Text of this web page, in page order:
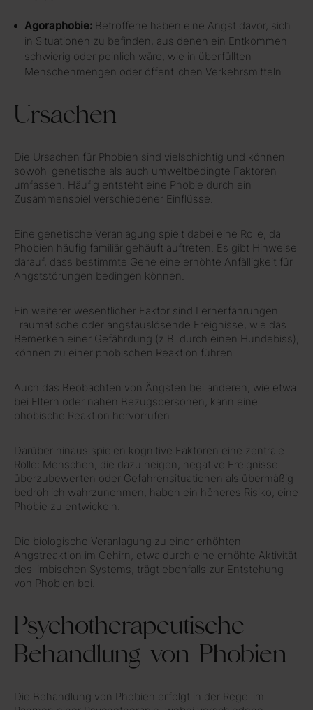
Agoraphobie: Betroffene haben eine Angst davor, sich
in Situationen zu befinden, aus denen ein Entkommen
schwierig oder peinlich wäre, wie in überfüllten
Menschenmengen oder öffentlichen Verkehrsmitteln
Ursachen
Die Ursachen für Phobien sind vielschichtig und können
sowohl genetische als auch umweltbedingte Faktoren
umfassen. Häufig entsteht eine Phobie durch ein
Zusammenspiel verschiedener Einflüsse.
Eine genetische Veranlagung spielt dabei eine Rolle, da
Phobien häufig familiär gehäuft auftreten. Es gibt Hinweise
darauf, dass bestimmte Gene eine erhöhte Anfälligkeit für
Angststörungen bedingen können.
Ein weiterer wesentlicher Faktor sind Lernerfahrungen.
Traumatische oder angstauslösende Ereignisse, wie das
Bemerken einer Gefährdung (z.B. durch einen Hundebiss),
können zu einer phobischen Reaktion führen.
Auch das Beobachten von Ängsten bei anderen, wie etwa
bei Eltern oder nahen Bezugspersonen, kann eine
phobische Reaktion hervorrufen.
Darüber hinaus spielen kognitive Faktoren eine zentrale
Rolle: Menschen, die dazu neigen, negative Ereignisse
überzubewerten oder Gefahrensituationen als übermäßig
bedrohlich wahrzunehmen, haben ein höheres Risiko, eine
Phobie zu entwickeln.
Die biologische Veranlagung zu einer erhöhten
Angstreaktion im Gehirn, etwa durch eine erhöhte Aktivität
des limbischen Systems, trägt ebenfalls zur Entstehung
von Phobien bei.
Psychotherapeutische
Behandlung von Phobien
Die Behandlung von Phobien erfolgt in der Regel im